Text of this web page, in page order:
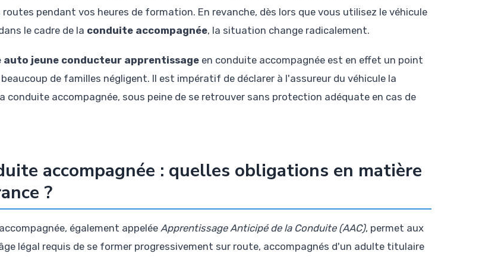
routes pendant vos heures de formation. En revanche, dès lors que vous utilisez le véhicule
le cadre de la conduite accompagnée, la situation change radicalement.
auto jeune conducteur apprentissage en conduite accompagnée est en effet un point
de familles négligent. Il est impératif de déclarer à l'assureur du véhicule la
conduite accompagnée, sous peine de se retrouver sans protection adéquate en cas de
accompagnée : quelles obligations en matière
?
également appeléeApprentissage Anticipé de la Conduite (AAC), permet aux
légal requis de se former progressivement sur route, accompagnés d'un adulte titulaire